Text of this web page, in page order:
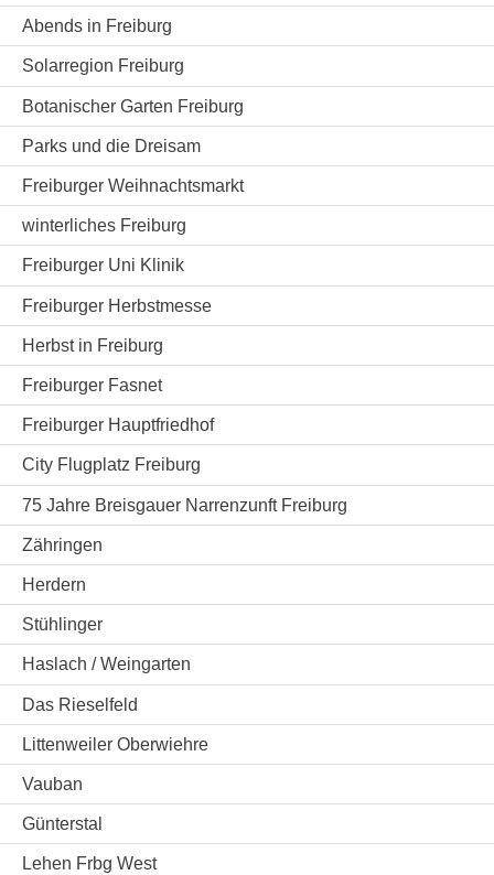
Abends in Freiburg
Solarregion Freiburg
Botanischer Garten Freiburg
Parks und die Dreisam
Freiburger Weihnachtsmarkt
winterliches Freiburg
Freiburger Uni Klinik
Freiburger Herbstmesse
Herbst in Freiburg
Freiburger Fasnet
Freiburger Hauptfriedhof
City Flugplatz Freiburg
75 Jahre Breisgauer Narrenzunft Freiburg
Zähringen
Herdern
Stühlinger
Haslach / Weingarten
Das Rieselfeld
Littenweiler Oberwiehre
Vauban
Günterstal
Lehen Frbg West